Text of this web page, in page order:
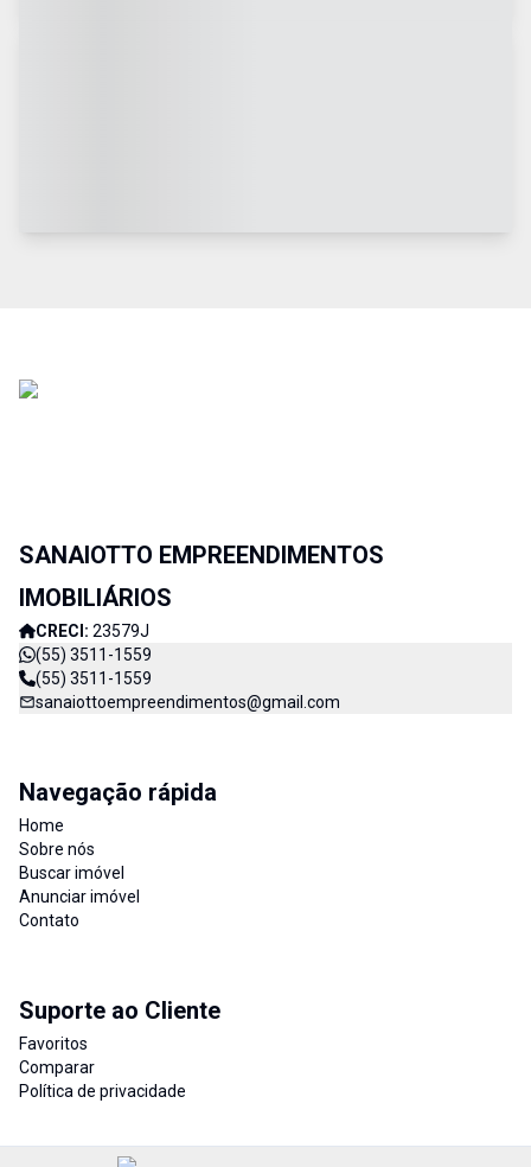
SANAIOTTO EMPREENDIMENTOS
IMOBILIÁRIOS
CRECI: 23579J
(55) 3511-1559
(55) 3511-1559
sanaiottoempreendimentos@gmail.com
Navegação rápida
Home
Sobre nós
Buscar imóvel
Anunciar imóvel
Contato
Suporte ao Cliente
Favoritos
Comparar
Política de privacidade